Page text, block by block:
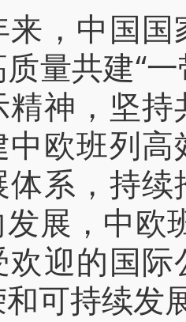
中国国
量共建“
精神，坚
中欧班列
体系，持
展，中欧
欢迎的国
可持续发